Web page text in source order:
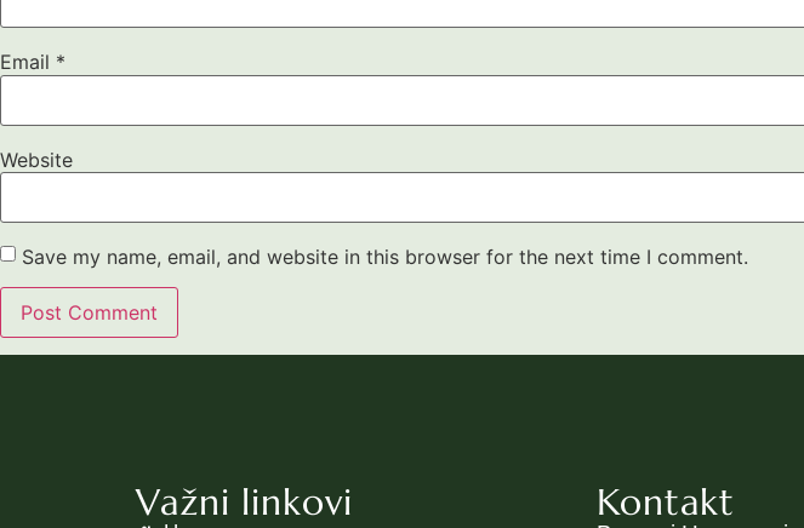
Email *
Website
Save my name, email, and website in this browser for the next time I comment.
Važni linkovi Kontakt